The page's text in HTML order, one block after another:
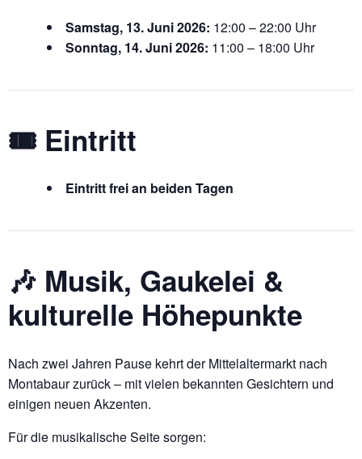
Samstag, 13. Juni 2026: 12:00 – 22:00 Uhr
Sonntag, 14. Juni 2026: 11:00 – 18:00 Uhr
🎟️ Eintritt
Eintritt frei an beiden Tagen
🎶 Musik, Gaukelei &
kulturelle Höhepunkte
Nach zwei Jahren Pause kehrt der Mittelaltermarkt nach
Montabaur zurück – mit vielen bekannten Gesichtern und
einigen neuen Akzenten.
Für die musikalische Seite sorgen: